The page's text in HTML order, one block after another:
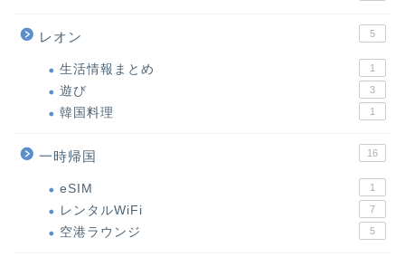
レオン 5
生活情報まとめ 1
遊び 3
韓国料理 1
一時帰国 16
eSIM 1
レンタルWiFi 7
空港ラウンジ 5